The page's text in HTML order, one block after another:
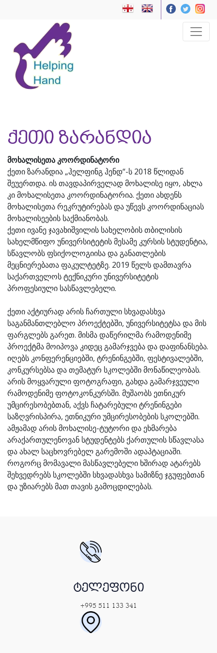
ქეთი ზარანდია
მოხალისეთა კოორდინატორი
ქეთი ზარანდია „ჰელფინგ ჰენდ“-ს 2018 წლიდან
შეუერთდა. ის თავდაპირველად მოხალისე იყო, ახლა
კი მოხალისეთა კოორდინატორია. ქეთი ახდენს
მოხალისეთა რეკრუტირებას და უწევს კოორდინაციას
მოხალისეების საქმიანობას.
ქეთი ივანე ჯავახიშვილის სახელობის თბილისის
სახელმწიფო უნივერსიტეტის მესამე კურსის სტუდენტია,
სწავლობს ფსიქოლოგიისა და განათლების
მეცნიერებათა ფაკულტეტზე. 2019 წელს დამთავრა
საქართველოს ტექნიკური უნივერსიტეტის
პროფესიული სასწავლებელი.
ქეთი აქტიურად არის ჩართული სხვადასხვა
საგანმანთლებლო პროექტებში, უნივერსიტეტსა და მის
ფარგლებს გარეთ. მისმა დაწერილმა რამოდენიმე
პროექტმა მოიპოვა კიდეც გამარჯვება და დაფინანსება.
იღებს კონფერენციებში, ტრენინგებში, ფესტივალებში,
კონკურსებსა და თემატურ სკოლებში მონაწილეობას.
არის მოყვარული ფოტოგრაფი, გახდა გამარჯვეული
რამოდენიმე ფოტოკონკურსში. მუშაობს ეთნიკურ
უმცირესობებთან, აქვს ჩატარებული ტრენინგები
საზღვრისპირა, ეთნიკური უმცირესობების სკოლებში.
ამჟამად არის მოხალისე-ტუტორი და ეხმარება
არაქართულენოვან სტუდენტებს ქართულის სწავლასა
და ახალ საცხოვრებელ გარემოში ადაპტაციაში.
როგორც მომავალი მასწავლებელი ხშირად ატარებს
შეხვედრებს სკოლებში სხვადასხვა სამიზნე ჯგუფებთან
და უზიარებს მათ თავის გამოცდილებას.
ტელეფონი
+995 511 133 341